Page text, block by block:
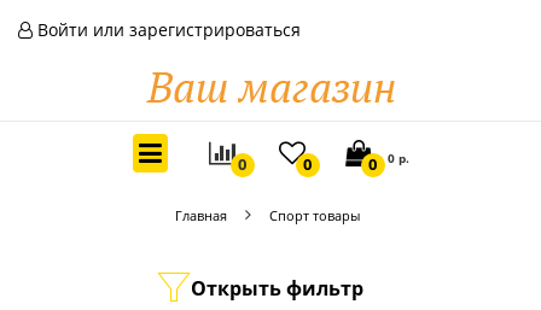
Войти или зарегистрироваться
0 0 0 0 р.
Главная Спорт товары
Открыть фильтр